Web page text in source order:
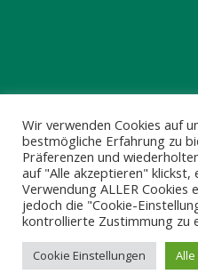
Impressum
Wir verwenden Cookies auf
bestmögliche Erfahrung zu
Präferenzen und
auf "Alle akzeptieren"
Verwendung ALLER Cookies
jedoch die "Cookie-
kontrollierte Zustimmung zu
Cookie Einstellungen